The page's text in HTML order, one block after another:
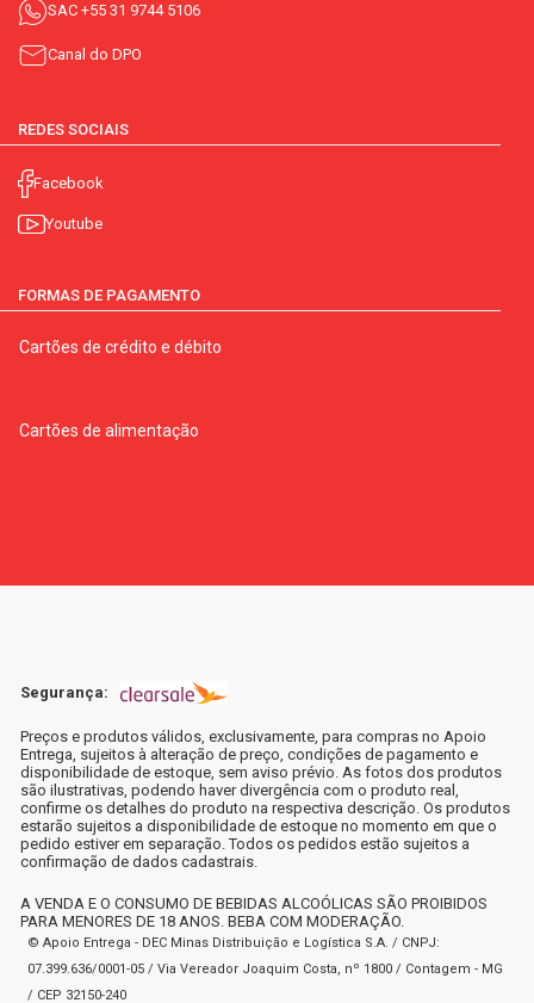
SAC +55 31 9744 5106
Canal do DPO
REDES SOCIAIS
Facebook
Youtube
FORMAS DE PAGAMENTO
Cartões de crédito e débito
Cartões de alimentação
Segurança:
Preços e produtos válidos, exclusivamente, para compras no Apoio
Entrega, sujeitos à alteração de preço, condições de pagamento e
disponibilidade de estoque, sem aviso prévio. As fotos dos produtos
são ilustrativas, podendo haver divergência com o produto real,
confirme os detalhes do produto na respectiva descrição. Os produtos
estarão sujeitos a disponibilidade de estoque no momento em que o
pedido estiver em separação. Todos os pedidos estão sujeitos a
confirmação de dados cadastrais.
A VENDA E O CONSUMO DE BEBIDAS ALCOÓLICAS SÃO PROIBIDOS
PARA MENORES DE 18 ANOS. BEBA COM MODERAÇÃO.
© Apoio Entrega - DEC Minas Distribuição e Logística S.A. / CNPJ:
07.399.636/0001-05 / Via Vereador Joaquim Costa, nº 1800 / Contagem - MG
/ CEP 32150-240